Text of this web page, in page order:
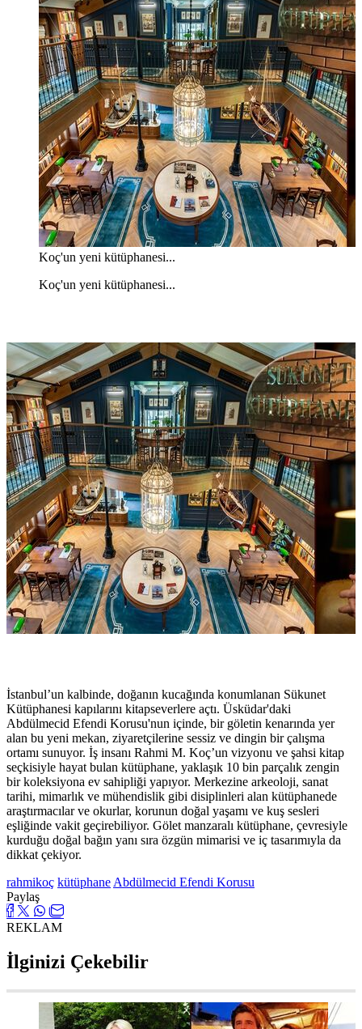
Koç'un yeni kütüphanesi...
Koç'un yeni kütüphanesi...
İstanbul’un kalbinde, doğanın kucağında konumlanan Sükunet
Kütüphanesi kapılarını kitapseverlere açtı. Üsküdar'daki
Abdülmecid Efendi Korusu'nun içinde, bir göletin kenarında yer
alan bu yeni mekan, ziyaretçilerine sessiz ve dingin bir çalışma
ortamı sunuyor. İş insanı Rahmi M. Koç’un vizyonu ve şahsi kitap
seçkisiyle hayat bulan kütüphane, yaklaşık 10 bin parçalık zengin
bir koleksiyona ev sahipliği yapıyor. Merkezine arkeoloji, sanat
tarihi, mimarlık ve mühendislik gibi disiplinleri alan kütüphanede
araştırmacılar ve okurlar, korunun doğal yaşamı ve kuş sesleri
eşliğinde vakit geçirebiliyor. Gölet manzaralı kütüphane, çevresiyle
kurduğu doğal bağın yanı sıra özgün mimarisi ve iç tasarımıyla da
dikkat çekiyor.
rahmikoç kütüphane Abdülmecid Efendi Korusu
Paylaş
REKLAM
İlginizi Çekebilir